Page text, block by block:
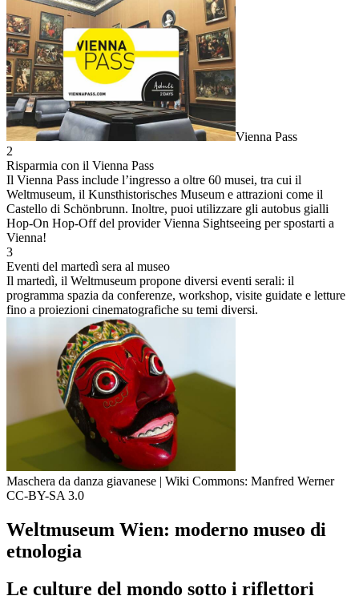
Vienna Pass
2
Risparmia con il Vienna Pass
Il Vienna Pass include l’ingresso a oltre 60 musei, tra cui il
Weltmuseum, il Kunsthistorisches Museum e attrazioni come il
Castello di Schönbrunn. Inoltre, puoi utilizzare gli autobus gialli
Hop-On Hop-Off del provider Vienna Sightseeing per spostarti a
Vienna!
3
Eventi del martedì sera al museo
Il martedì, il Weltmuseum propone diversi eventi serali: il
programma spazia da conferenze, workshop, visite guidate e letture
fino a proiezioni cinematografiche su temi diversi.
Maschera da danza giavanese | Wiki Commons: Manfred Werner
CC-BY-SA 3.0
Weltmuseum Wien: moderno museo di
etnologia
Le culture del mondo sotto i riflettori